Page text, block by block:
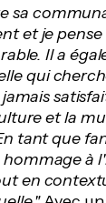
sa
et je
Il a
qui
et la
tant que
hommage à
en